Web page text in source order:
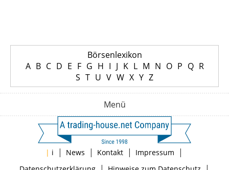
Börsenlexikon
A B C D E F G H I J K L M N O P Q R
S T U V W X Y Z
Menü
| i | News | Kontakt | Impressum |